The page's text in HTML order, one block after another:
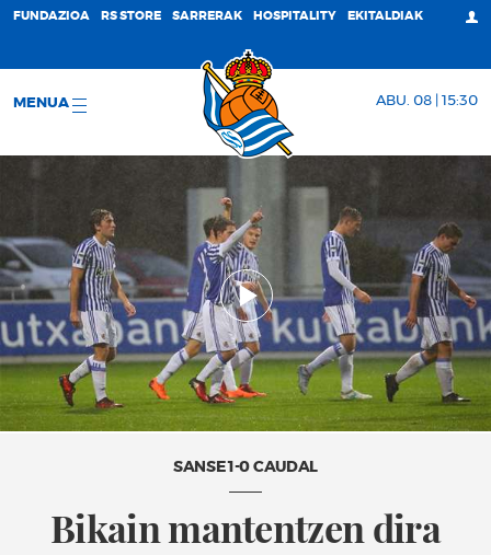
FUNDAZIOA RS STORE SARRERAK HOSPITALITY EKITALDIAK
MENUA ABU. 08 | 15:30
SANSE 1-0 CAUDAL
Bikain mantentzen dira